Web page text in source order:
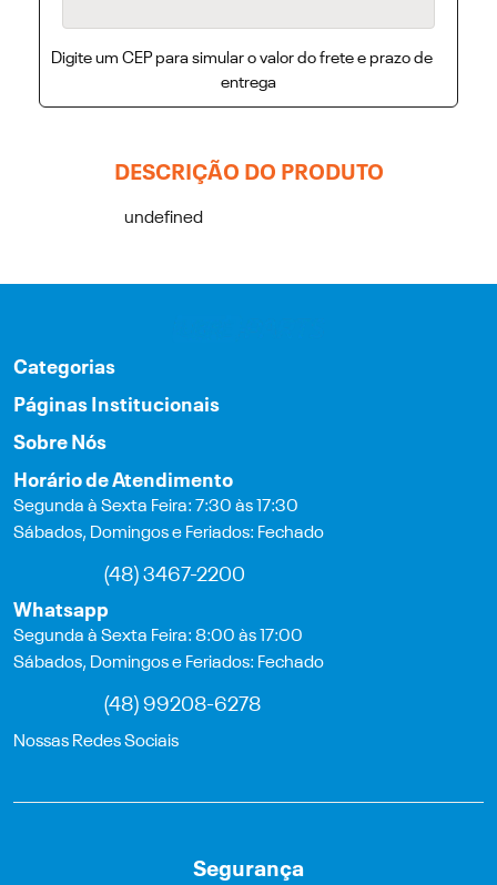
Digite um CEP para simular o valor do frete e prazo de
entrega
DESCRIÇÃO DO PRODUTO
undefined
Categorias
Páginas Institucionais
Sobre Nós
Horário de Atendimento
Segunda à Sexta Feira: 7:30 às 17:30
Sábados, Domingos e Feriados: Fechado
(48) 3467-2200
Whatsapp
Segunda à Sexta Feira: 8:00 às 17:00
Sábados, Domingos e Feriados: Fechado
(48) 99208-6278
Nossas Redes Sociais
Segurança